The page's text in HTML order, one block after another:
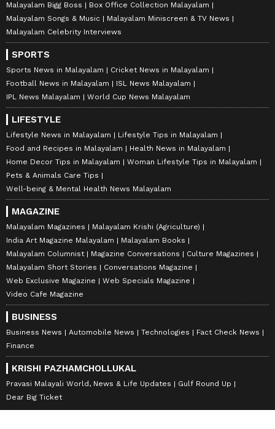
Malayalam Bigg Boss
Box Office Collection Malayalam
Malayalam Songs & Music
Malayalam Miniscreen & TV News
Malayalam Celebrity Interviews
SPORTS
Sports News in Malayalam
Cricket News in Malayalam
Football News in Malayalam
ISL News Malayalam
IPL News Malayalam
World Cup News Malayalam
LIFESTYLE
Lifestyle News in Malayalam
Lifestyle Tips in Malayalam
Food and Recipes in Malayalam
Health News in Malayalam
Home Decor Tips in Malayalam
Woman Lifestyle Tips in Malayalam
Pets & Animals Care Tips
Well-being & Mental Health News Malayalam
MAGAZINE
Malayalam Magazines
Malayalam Krishi (Agriculture)
India Art Magazine Malayalam
Malayalam Books
Malayalam Columnist
Magazine Conversations
Culture Magazines
Malayalam Short Stories
Conversations Magazine
Web Exclusive Magazine
Web Specials Magazine
Video Cafe Magazine
BUSINESS
Business News Automobile News Technologies
Fact Check News
Finance
KRISHI PAZHAMCHOLLUKAL
Pravasi Malayali World, News & Life Updates
Gulf Round Up
Dear Big Ticket